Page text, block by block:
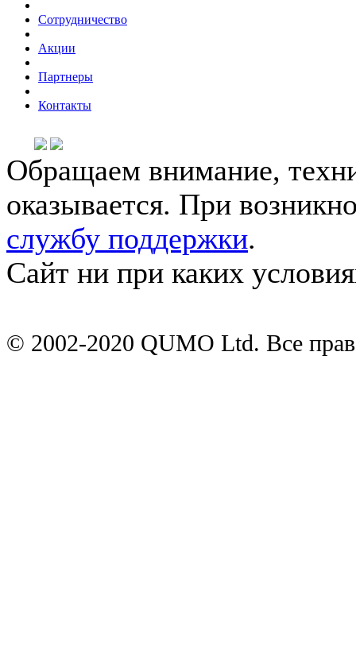
Сотрудничество
Акции
Партнеры
Контакты
Обращаем внимание,
оказывается. При
службу поддержки.
Сайт ни при каких
© 2002-2020 QUMO Ltd. Все